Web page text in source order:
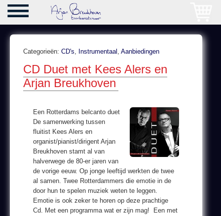
Categorieën: CD's, Instrumentaal , Aanbiedingen
CD Duet met Kees Alers en
Arjan Breukhoven
Een Rotterdams belcanto duet
De samenwerking tussen
fluitist Kees Alers en
organist/pianist/dirigent Arjan
Breukhoven stamt al van
halverwege de 80-er jaren van
de vorige eeuw. Op jonge leeftijd werkten de twee
al samen. Twee Rotterdammers die emotie in de
door hun te spelen muziek weten te leggen.
Emotie is ook zeker te horen op deze prachtige
Cd. Met een programma wat er zijn mag! Een met